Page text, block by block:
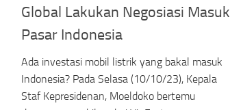
Global Lakukan Negosiasi Masuk
Pasar Indonesia
Ada investasi mobil listrik yang bakal masuk
Indonesia? Pada Selasa (10/10/23), Kepala
Staf Kepresidenan, Moeldoko bertemu